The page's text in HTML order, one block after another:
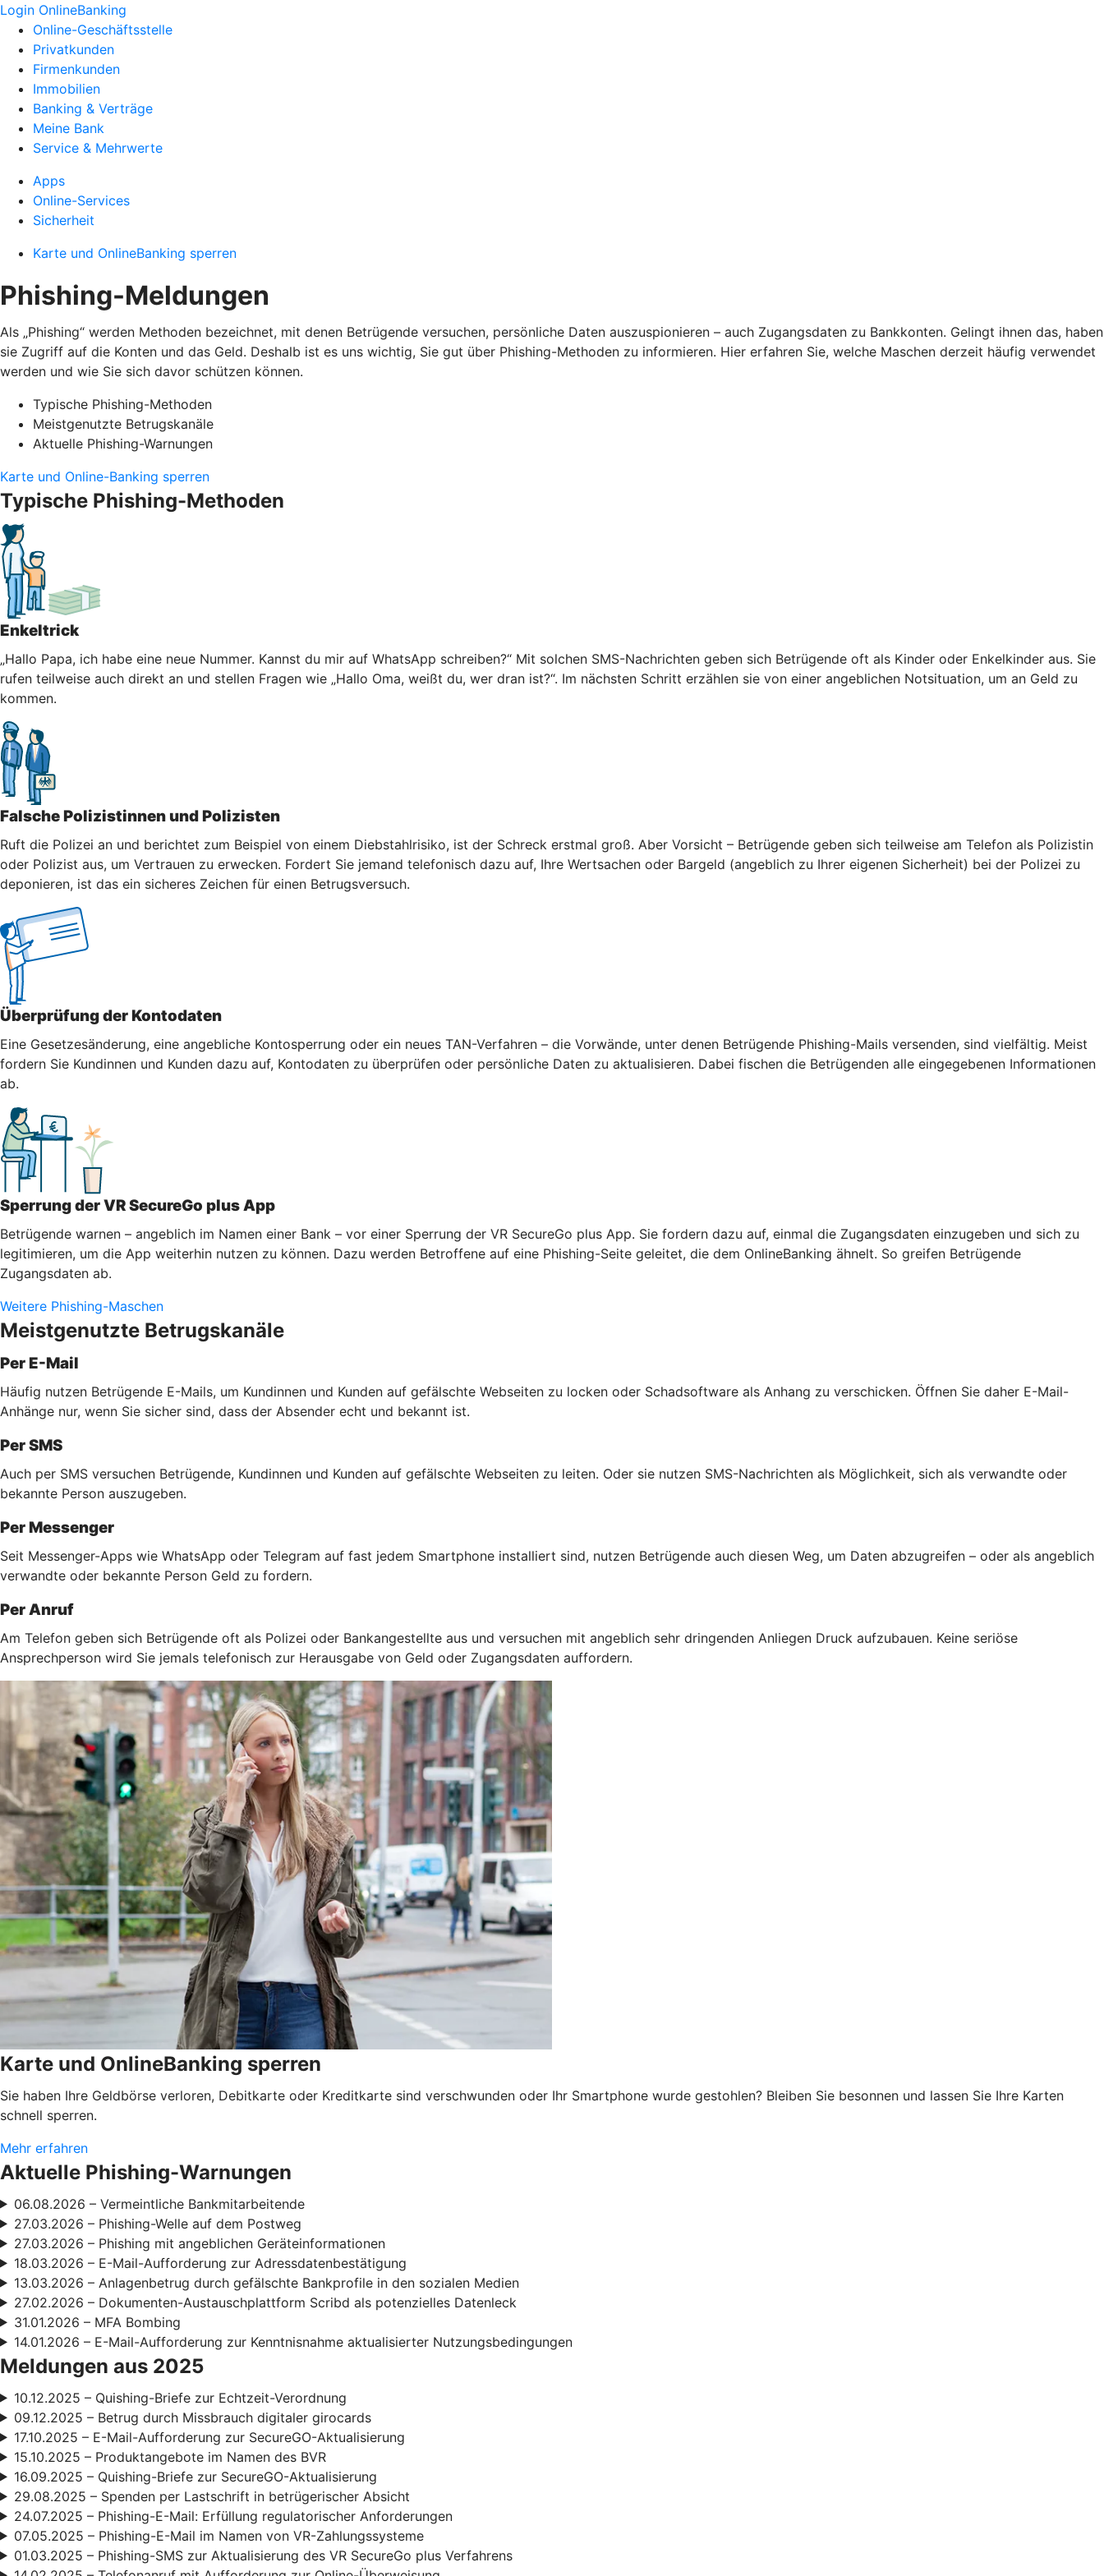
Login OnlineBanking
Online-Geschäftsstelle
Privatkunden
Firmenkunden
Immobilien
Banking & Verträge
Meine Bank
Service & Mehrwerte
Apps
Online-Services
Sicherheit
Karte und OnlineBanking sperren
Phishing-Meldungen
Als „Phishing“ werden Methoden bezeichnet, mit denen Betrügende versuchen, persönliche Daten auszuspionieren – auch Zugangsdaten zu Bankkonten. Gelingt ihnen das, haben
sie Zugriff auf die Konten und das Geld. Deshalb ist es uns wichtig, Sie gut über Phishing-Methoden zu informieren. Hier erfahren Sie, welche Maschen derzeit häufig verwendet
werden und wie Sie sich davor schützen können.
Typische Phishing-Methoden
Meistgenutzte Betrugskanäle
Aktuelle Phishing-Warnungen
Karte und Online-Banking sperren
Typische Phishing-Methoden
Enkeltrick
„Hallo Papa, ich habe eine neue Nummer. Kannst du mir auf WhatsApp schreiben?“ Mit solchen SMS-Nachrichten geben sich Betrügende oft als Kinder oder Enkelkinder aus. Sie
rufen teilweise auch direkt an und stellen Fragen wie „Hallo Oma, weißt du, wer dran ist?“. Im nächsten Schritt erzählen sie von einer angeblichen Notsituation, um an Geld zu
kommen.
Falsche Polizistinnen und Polizisten
Ruft die Polizei an und berichtet zum Beispiel von einem Diebstahlrisiko, ist der Schreck erstmal groß. Aber Vorsicht – Betrügende geben sich teilweise am Telefon als Polizistin
oder Polizist aus, um Vertrauen zu erwecken. Fordert Sie jemand telefonisch dazu auf, Ihre Wertsachen oder Bargeld (angeblich zu Ihrer eigenen Sicherheit) bei der Polizei zu
deponieren, ist das ein sicheres Zeichen für einen Betrugsversuch.
Überprüfung der Kontodaten
Eine Gesetzesänderung, eine angebliche Kontosperrung oder ein neues TAN-Verfahren – die Vorwände, unter denen Betrügende Phishing-Mails versenden, sind vielfältig. Meist
fordern Sie Kundinnen und Kunden dazu auf, Kontodaten zu überprüfen oder persönliche Daten zu aktualisieren. Dabei fischen die Betrügenden alle eingegebenen Informationen
ab.
Sperrung der VR SecureGo plus App
Betrügende warnen – angeblich im Namen einer Bank – vor einer Sperrung der VR SecureGo plus App. Sie fordern dazu auf, einmal die Zugangsdaten einzugeben und sich zu
legitimieren, um die App weiterhin nutzen zu können. Dazu werden Betroffene auf eine Phishing-Seite geleitet, die dem OnlineBanking ähnelt. So greifen Betrügende
Zugangsdaten ab.
Weitere Phishing-Maschen
Meistgenutzte Betrugskanäle
Per E-Mail
Häufig nutzen Betrügende E-Mails, um Kundinnen und Kunden auf gefälschte Webseiten zu locken oder Schadsoftware als Anhang zu verschicken. Öffnen Sie daher E-Mail-
Anhänge nur, wenn Sie sicher sind, dass der Absender echt und bekannt ist.
Per SMS
Auch per SMS versuchen Betrügende, Kundinnen und Kunden auf gefälschte Webseiten zu leiten. Oder sie nutzen SMS-Nachrichten als Möglichkeit, sich als verwandte oder
bekannte Person auszugeben.
Per Messenger
Seit Messenger-Apps wie WhatsApp oder Telegram auf fast jedem Smartphone installiert sind, nutzen Betrügende auch diesen Weg, um Daten abzugreifen – oder als angeblich
verwandte oder bekannte Person Geld zu fordern.
Per Anruf
Am Telefon geben sich Betrügende oft als Polizei oder Bankangestellte aus und versuchen mit angeblich sehr dringenden Anliegen Druck aufzubauen. Keine seriöse
Ansprechperson wird Sie jemals telefonisch zur Herausgabe von Geld oder Zugangsdaten auffordern.
Karte und OnlineBanking sperren
Sie haben Ihre Geldbörse verloren, Debitkarte oder Kreditkarte sind verschwunden oder Ihr Smartphone wurde gestohlen? Bleiben Sie besonnen und lassen Sie Ihre Karten
schnell sperren.
Mehr erfahren
Aktuelle Phishing-Warnungen
06.08.2026 – Vermeintliche Bankmitarbeitende
27.03.2026 – Phishing-Welle auf dem Postweg
27.03.2026 – Phishing mit angeblichen Geräteinformationen
18.03.2026 – E-Mail-Aufforderung zur Adressdatenbestätigung
13.03.2026 – Anlagenbetrug durch gefälschte Bankprofile in den sozialen Medien
27.02.2026 – Dokumenten-Austauschplattform Scribd als potenzielles Datenleck
31.01.2026 – MFA Bombing
14.01.2026 – E-Mail-Aufforderung zur Kenntnisnahme aktualisierter Nutzungsbedingungen
Meldungen aus 2025
10.12.2025 – Quishing-Briefe zur Echtzeit-Verordnung
09.12.2025 – Betrug durch Missbrauch digitaler girocards
17.10.2025 – E-Mail-Aufforderung zur SecureGO-Aktualisierung
15.10.2025 – Produktangebote im Namen des BVR
16.09.2025 – Quishing-Briefe zur SecureGO-Aktualisierung
29.08.2025 – Spenden per Lastschrift in betrügerischer Absicht
24.07.2025 – Phishing-E-Mail: Erfüllung regulatorischer Anforderungen
07.05.2025 – Phishing-E-Mail im Namen von VR-Zahlungssysteme
01.03.2025 – Phishing-SMS zur Aktualisierung des VR SecureGo plus Verfahrens